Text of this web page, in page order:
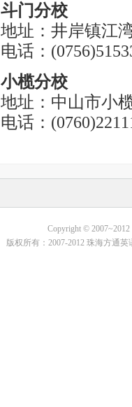
斗门分校
地址：井岸镇江
电话：
小榄分校
地址：中山市小
电话：
Copyright © 2007~2012
版权所有：2007-2012 珠海方通英